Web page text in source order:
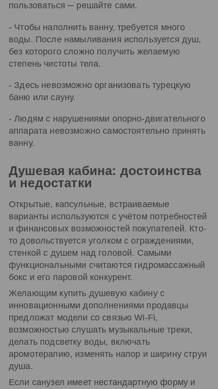
пользоваться ─ решайте сами.
- Чтобы наполнить ванну, требуется много
воды. После намыливания используется душ,
без которого сложно получить желаемую
степень чистоты тела.
- Здесь невозможно организовать турецкую
баню или сауну.
- Людям с нарушениями опорно-двигательного
аппарата невозможно самостоятельно принять
ванну.
Душевая кабина: достоинства
и недостатки
Открытые, капсульные, встраиваемые
варианты используются с учётом потребностей
и финансовых возможностей покупателей. Кто-
то довольствуется уголком с ограждениями,
стенкой с душем над головой. Самыми
функциональными считаются гидромассажный
бокс и его паровой конкурент.
Желающим купить душевую кабину с
инновационными дополнениями продавцы
предложат модели со связью Wi-Fi,
возможностью слушать музыкальные треки,
делать подсветку воды, включать
аромотерапию, изменять напор и ширину струи
душа.
Если санузел имеет нестандартную форму и